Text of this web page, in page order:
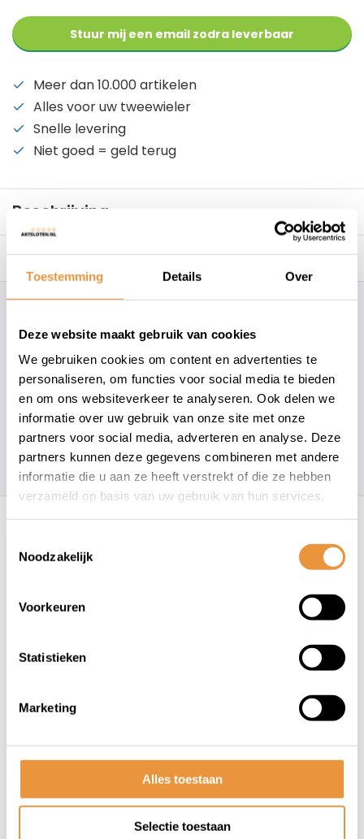
Toestemming Details Over
Deze website maakt gebruik van cookies
We gebruiken cookies om content en advertenties te
personaliseren, om functies voor social media te bieden
en om ons websiteverkeer te analyseren. Ook delen we
informatie over uw gebruik van onze site met onze
partners voor social media, adverteren en analyse. Deze
partners kunnen deze gegevens combineren met andere
informatie die u aan ze heeft verstrekt of die ze hebben
verzameld op basis van uw gebruik van hun services.
Noodzakelijk
Voorkeuren
Statistieken
Marketing
Alles toestaan
Selectie toestaan
Stuur mij een email zodra leverbaar
Meer dan 10.000 artikelen
Alles voor uw tweewieler
Snelle levering
Niet goed = geld terug
Beschrijving
Reviews 0/10
+31 78 780 2330
info@artsloten.nl
157 klanten geven een 4.7/ 5 op
Recent bekeken
Lampa Opti-Combo
Stuurbevestiging
Niet op voorraad
29,95